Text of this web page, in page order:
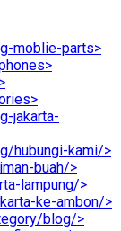
moblie-parts>
jakarta-
hubungi-kami/>
buah/>
lampung/>
ke-ambon/>
blog/>